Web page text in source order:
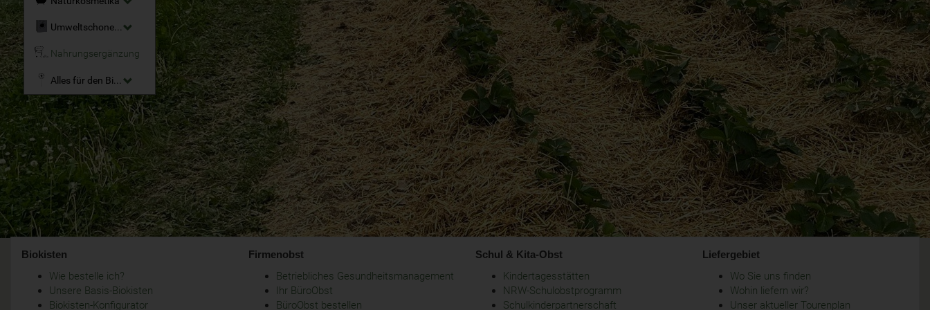
Umweltschonende Reinigungsmittel
Nahrungsergänzung
Alles für den Bio-Garten
Biokisten
Wie bestelle ich?
Unsere Basis-Biokisten
Biokisten-Konfigurator
Firmenobst
Betriebliches Gesundheitsmanagement
Ihr BüroObst
BüroObst bestellen
Schul & Kita-Obst
Kindertagesstätten
NRW-Schulobstprogramm
Schulkinderpartnerschaft
Liefergebiet
Wo Sie uns finden
Wohin liefern wir?
Unser aktueller Tourenplan